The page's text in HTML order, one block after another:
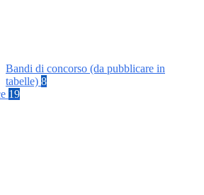
Bandi di concorso (da pubblicare in
tabelle) 8
19